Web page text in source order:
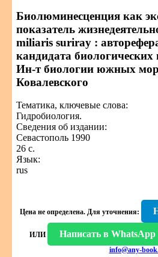
Биолюминесценция как
показатель
miliaris suriray :
кандидата биологических
Ин-т биологии южных
Ковалевского
Тематика, ключевые слова:
Гидробиология.
Сведения об издании:
Севастополь 1990
26 с.
Язык:
rus
Цена не определена. Для уточнения:
ИЛИ Написать в WhatsApp
info@any-